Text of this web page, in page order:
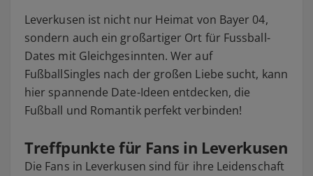
Leverkusen ist nicht nur Heimat von Bayer 04,
sondern auch ein großartiger Ort für Fussball-
Dates mit Gleichgesinnten. Wer auf
FußballSingles nach der großen Liebe sucht, kann
hier spannende Date-Ideen entdecken, die
Fußball und Romantik perfekt verbinden!
Treffpunkte für Fans in Leverkusen
Die Fans in Leverkusen sind für ihre Leidenschaft